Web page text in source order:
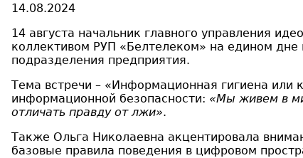
14.08.2024
14 августа начальник главного управления
коллективом РУП «Белтелеком» на едином
подразделения предприятия.
Тема встречи – «Информационная гигиена или
информационной безопасности: «Мы живем в
отличать правду от лжи».
Также Ольга Николаевна акцентировала
базовые правила поведения в цифровом